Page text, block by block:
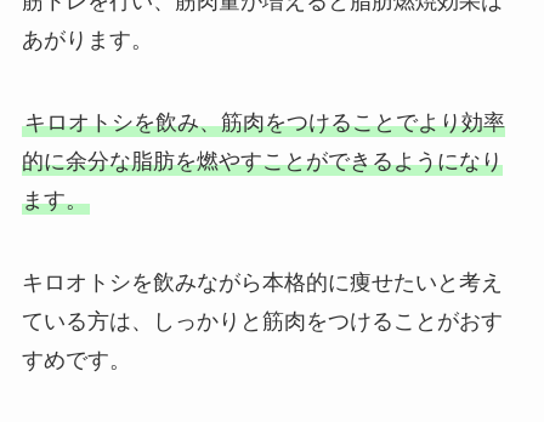
あがります。
キロオトシを飲み、筋肉をつけることでより効率
的に余分な脂肪を燃やすことができるようになり
ます。
キロオトシを飲みながら本格的に痩せたいと考え
ている方は、しっかりと筋肉をつけることがおす
すめです。